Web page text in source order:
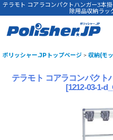
テラモト コアラコンパクトハンガー3本
除用品収納ラッ
ポリッシャー.JPトップページ > 収納(モ
テラモト コアラコンパクト
[1212-03-1-